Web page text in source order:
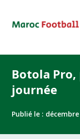
Botola
journée
Publié le : décembre